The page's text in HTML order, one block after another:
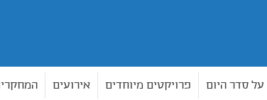
על סדר היום פרויקטים מיוחדים אירועים